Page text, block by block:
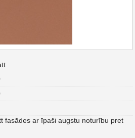
fasādes ar īpaši augstu noturību pret